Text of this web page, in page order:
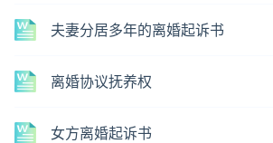
夫妻分居多年的离婚起诉书
离婚协议抚养权
女方离婚起诉书